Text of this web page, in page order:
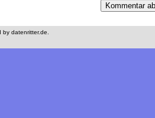
by datenritter.de.